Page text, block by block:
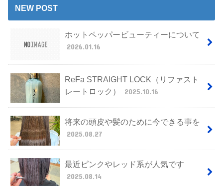
NEW POST
ホットペッパービューティーについて
2026.01.16
ReFa STRAIGHT LOCK（リファスト
レートロック）
2025.10.16
将来の頭皮や髪のために今できる事を
2025.08.27
最近ピンクやレッド系が人気です
2025.08.14